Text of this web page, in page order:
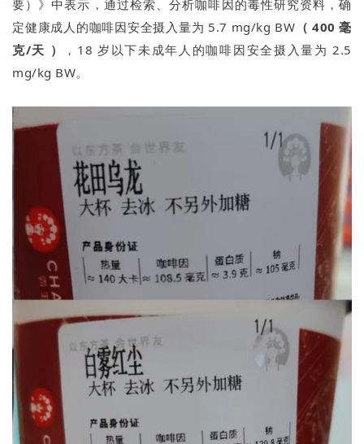
要）》中表示，通过检索、分析咖啡因的毒性研究资料，确
定健康成人的咖啡因安全摄入量为 5.7 mg/kg BW （ 400 毫
克/天 ）
，18 岁以下未成年人的咖啡因安全摄入量为 2.5
mg/kg BW。